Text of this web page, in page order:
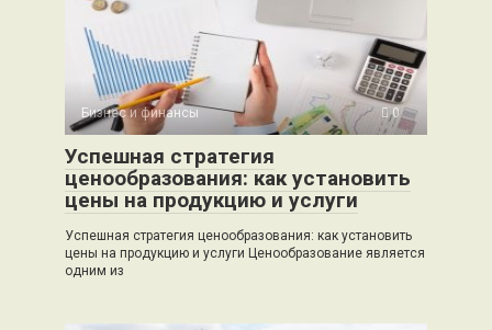
Бизнес и финансы 0
Успешная стратегия
ценообразования: как установить
цены на продукцию и услуги
Успешная стратегия ценообразования: как установить
цены на продукцию и услуги Ценообразование является
одним из